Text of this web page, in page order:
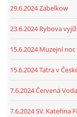
29.6.2024 Zabelkow
23.6.2024 Rybova
15.6.2024 Muzejní
15.6.2024 Tatra v
7.6.2024 Červená Voda
7.6.2024 SV. Kateřina